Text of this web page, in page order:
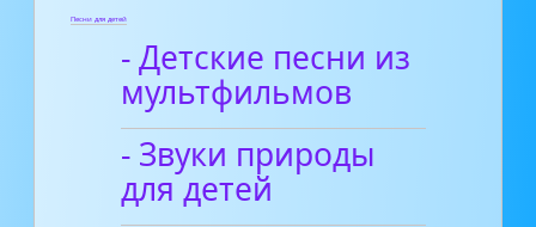
Песни для детей
- Детские песни из
мультфильмов
- Звуки природы
для детей